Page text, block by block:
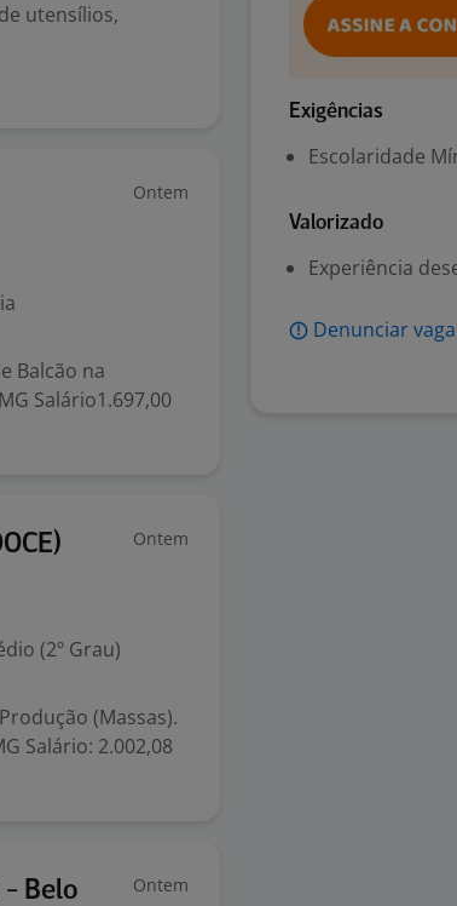
utensílios,
Ontem
Balcão na
Salário1.697,00
Ontem
(2º Grau)
(Massas).
Salário: 2.002,08
- Belo
Ontem
Exigências
Escolaridade
Valorizado
Experiência
Denunciar vaga